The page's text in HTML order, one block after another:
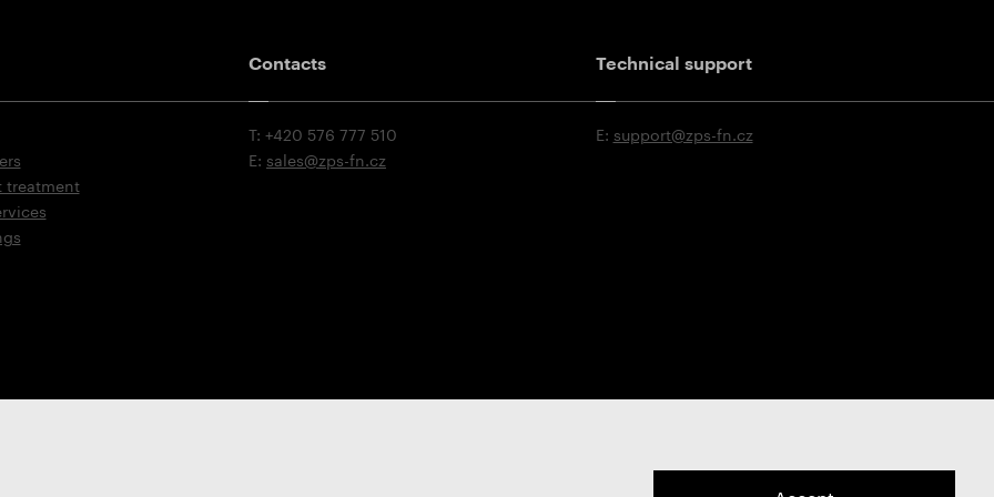
treatment
Contacts
T: +420 576 777 510
E: sales@zps-fn.cz
Technical support
E: support@zps-fn.cz